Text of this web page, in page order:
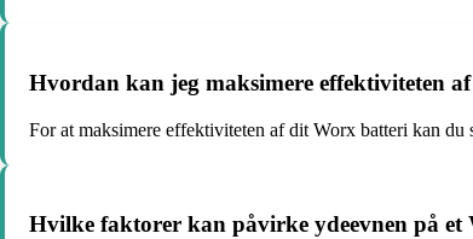
Hvordan kan jeg maksimere effektiviteten
For at maksimere effektiviteten af dit Worx batteri kan
Hvilke faktorer kan påvirke ydeevnen på et